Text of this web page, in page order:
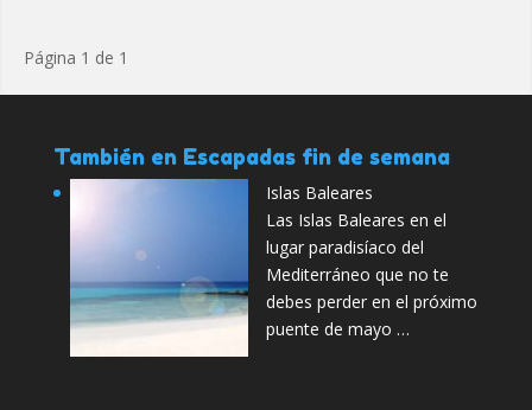
Página 1 de 1
También en Escapadas fin de semana
Islas Baleares
Las Islas Baleares en el
lugar paradisíaco del
Mediterráneo que no te
debes perder en el próximo
puente de mayo …